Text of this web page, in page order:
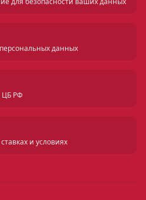
данных
ЦБ РФ
и условиях